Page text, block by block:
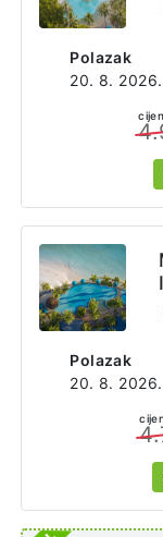
Polazak
20. 8. 2026.
Polazak
20. 8. 2026.